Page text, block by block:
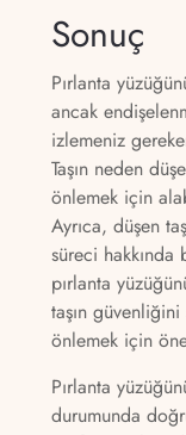
Sonuç
Pırlanta
ancak
izlemeniz
Taşın neden
önlemek için
Ayrıca, düşen
süreci
pırlanta
taşın
önlemek için
Pırlanta
durumunda